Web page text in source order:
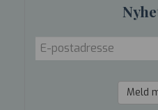
Meld